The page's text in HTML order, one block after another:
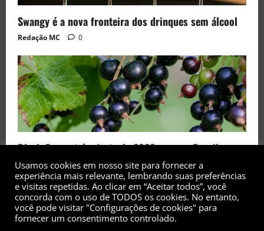
Swangy é a nova fronteira dos drinques sem álcool
Redação MC 0
Black Currant é a fruta de 2026 rara no Brasil
Redação MC 0
Usamos cookies em nosso site para fornecer a
experiência mais relevante, lembrando suas preferências
e visitas repetidas. Ao clicar em “Aceitar todos”, você
concorda com o uso de TODOS os cookies. No entanto,
você pode visitar "Configurações de cookies" para
fornecer um consentimento controlado.